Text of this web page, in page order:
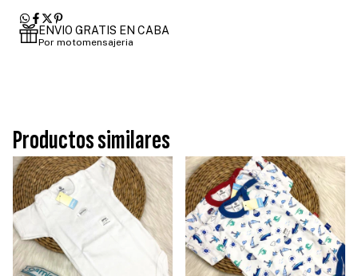
ENVIO GRATIS EN CABA
Por motomensajeria
Productos similares